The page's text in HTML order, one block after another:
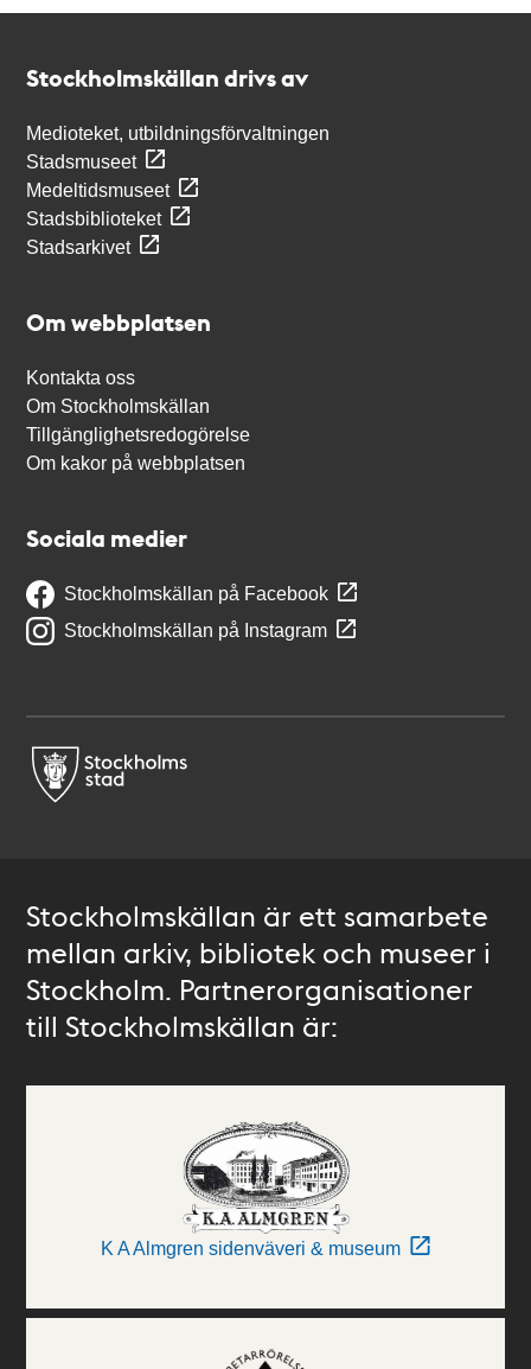
Stockholmskällan drivs av
Medioteket, utbildningsförvaltningen
Stadsmuseet
Medeltidsmuseet
Stadsbiblioteket
Stadsarkivet
Om webbplatsen
Kontakta oss
Om Stockholmskällan
Tillgänglighetsredogörelse
Om kakor på webbplatsen
Sociala medier
Stockholmskällan på Facebook
Stockholmskällan på Instagram
Stockholmskällan är ett samarbete
mellan arkiv, bibliotek och museer i
Stockholm. Partnerorganisationer
till Stockholmskällan är:
K A Almgren sidenväveri & museum